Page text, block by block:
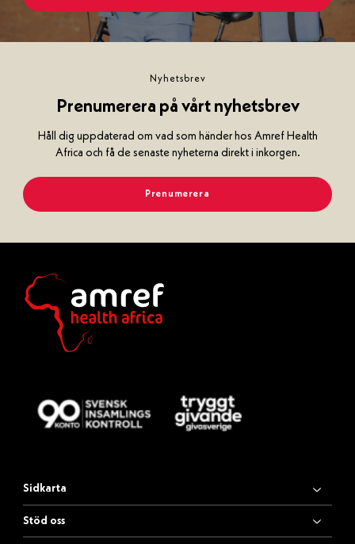
Nyhetsbrev
Prenumerera på vårt nyhetsbrev
Håll dig uppdaterad om vad som händer hos Amref Health
Africa och få de senaste nyheterna direkt i inkorgen.
Prenumerera
Sidkarta
Stöd oss